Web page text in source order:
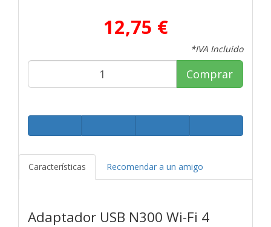
12,75 €
*IVA Incluido
Comprar
Características Recomendar a un amigo
Adaptador USB N300 Wi-Fi 4